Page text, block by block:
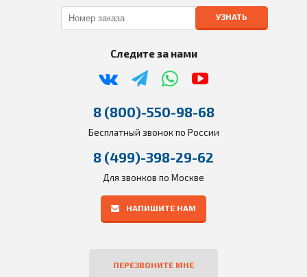
УЗНАТЬ
Следите за нами
8 (800)-550-98-68
Бесплатный звонок по России
8 (499)-398-29-62
Для звонков по Москве
НАПИШИТЕ НАМ
ПЕРЕЗВОНИТЕ МНЕ